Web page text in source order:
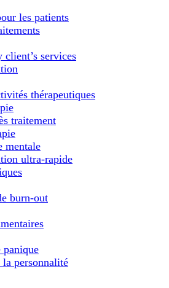
les patients
client’s services
thérapeutiques
traitement
mentale
ultra-rapide
burn-out
panique
la personnalité